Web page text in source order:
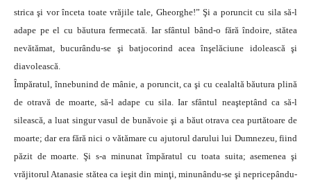
strica şi vor înceta toate vrăjile tale, Gheorghe!” Şi a poruncit cu sila să-l
adape pe el cu băutura fermecată. Iar sfântul bând-o fără îndoire, stătea
nevătămat, bucurându-se şi batjocorind acea înşelăciune idolească şi
diavolească.
Împăratul, înnebunind de mânie, a poruncit, ca şi cu cealaltă băutura plină
de otravă de moarte, să-l adape cu sila. Iar sfântul neaşteptând ca să-l
silească, a luat singur vasul de bunăvoie şi a băut otrava cea purtătoare de
moarte; dar era fără nici o vătămare cu ajutorul darului lui Dumnezeu, fiind
păzit de moarte. Şi s-a minunat împăratul cu toata suita; asemenea şi
vrăjitorul Atanasie stătea ca ieşit din minţi, minunându-se şi nepricepându-